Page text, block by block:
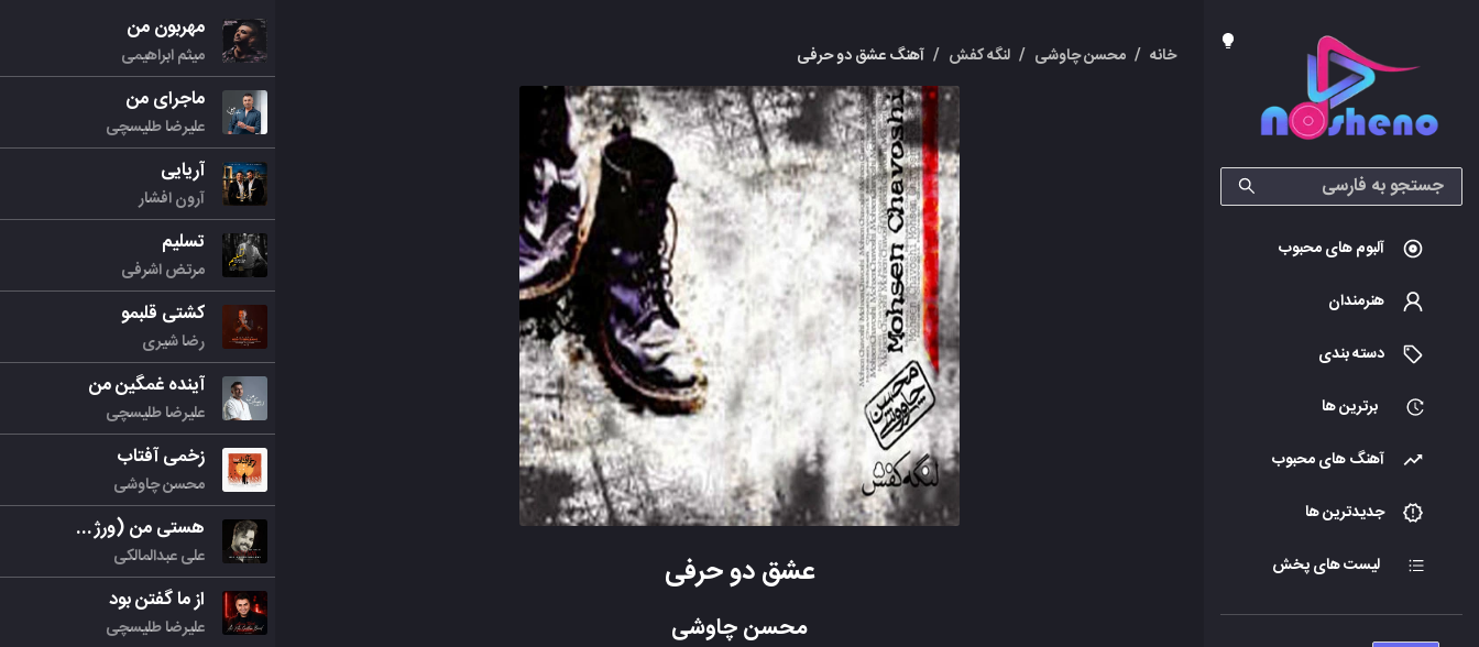
آلبوم های محبوب
هنرمندان
دسته بندی
برترین ها
آهنگ های محبوب
جدیدترین ها
لیست های پخش
خانه / محسن چاوشی / لنگه کفش / آهنگ عشق دو حرفی
عشق دو حرفی
محسن چاوشی
مهربون من
میثم ابراهیمی
ماجرای من
علیرضا طلیسچی
آریایی
آرون افشار
تسلیم
مرتض اشرفی
کشتی قلبمو
رضا شیری
آینده غمگین من
علیرضا طلیسچی
زخمی آفتاب
محسن چاوشی
هستی من (ورژن جدید)
علی عبدالمالکی
از ما گفتن بود
علیرضا طلیسچی